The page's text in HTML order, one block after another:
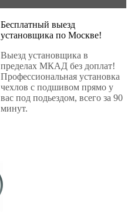
Бесплатный выезд
установщика по Москве!
Выезд установщика в
пределах МКАД без доплат!
Профессиональная установка
чехлов с подшивом прямо у
вас под подьездом, всего за 90
минут.